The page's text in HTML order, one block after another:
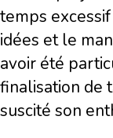
temps
idées et le
avoir été
finalisation de
suscité son